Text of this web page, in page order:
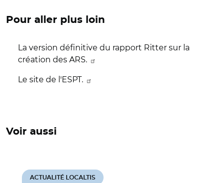
Pour aller plus loin
La version définitive du rapport Ritter sur la
création des ARS.
Le site de l'ESPT.
Voir aussi
ACTUALITÉ LOCALTIS